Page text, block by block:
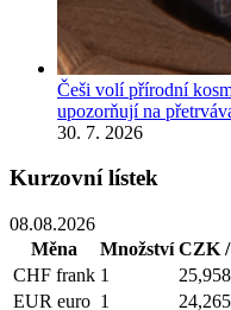
Češi volí přírodní
upozorňují na
30. 7. 2026
Kurzovní lístek
08.08.2026
Měna
Množství CZK /
CHF frank 1
EUR euro 1